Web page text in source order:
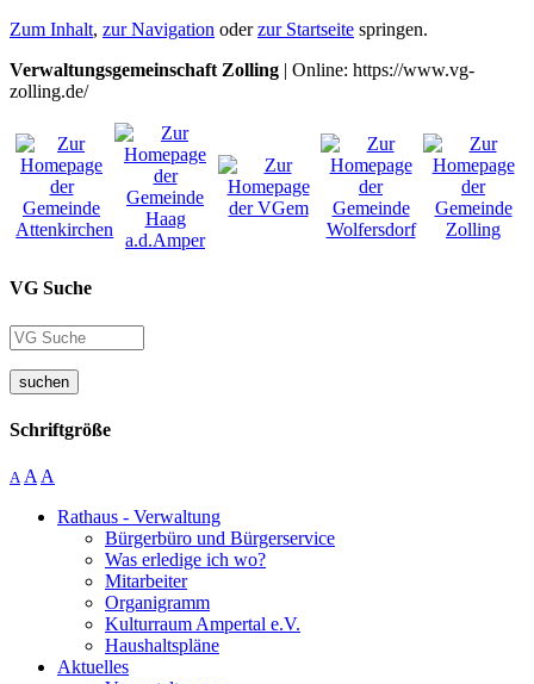
Zum Inhalt, zur Navigation oderzur Startseite springen.
Verwaltungsgemeinschaft Zolling | Online: https://www.vg-
zolling.de/
VG Suche
suchen
Schriftgröße
A A A
Rathaus - Verwaltung
Bürgerbüro und Bürgerservice
Was erledige ich wo?
Mitarbeiter
Organigramm
Kulturraum Ampertal e.V.
Haushaltspläne
Aktuelles